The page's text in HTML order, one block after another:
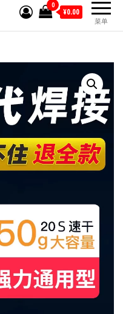
菜单
0
¥0.00